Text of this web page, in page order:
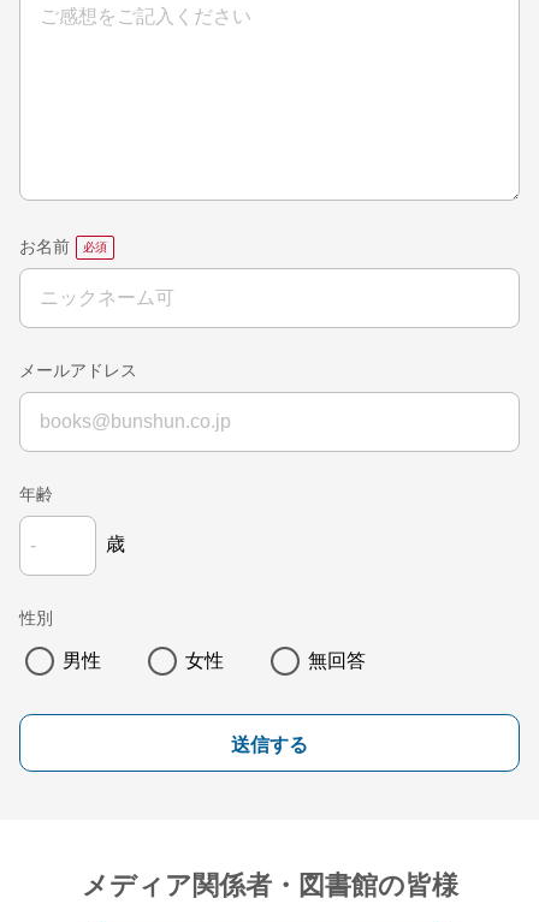
お名前
メールアドレス
年齢
歳
性別
男性 女性 無回答
送信する
メディア関係者・図書館の皆様